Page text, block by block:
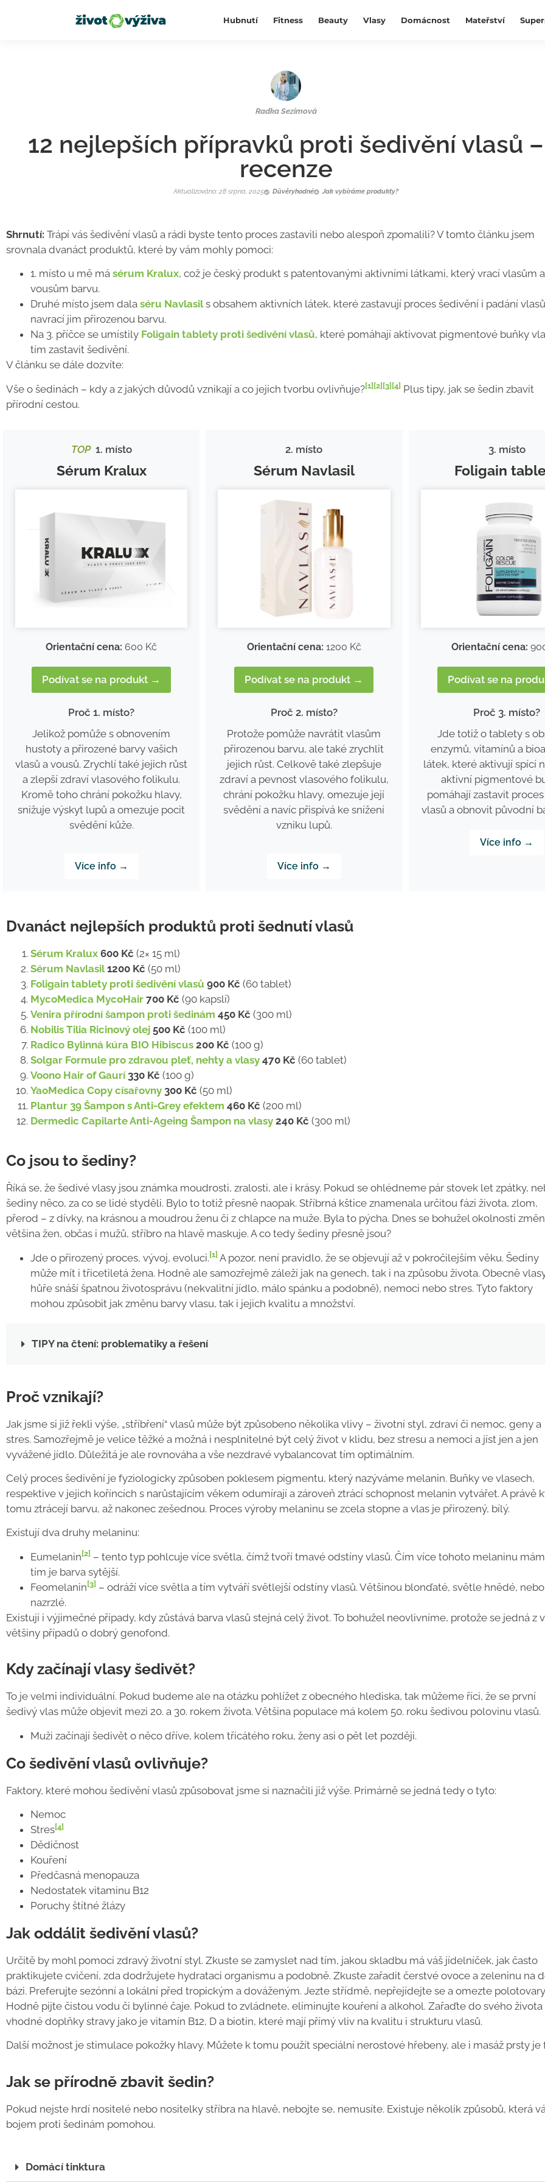
Hubnutí Fitness Beauty Vlasy Domácnost Mateřství
Radka Sezimová
12 nejlepších přípravků proti šedivění vlasů –
recenze
Aktualizováno: 28 srpna, 2025 Důvěryhodné Jak vybíráme produkty?
Shrnutí: Trápí vás šedivění vlasů a rádi byste tento proces zastavili nebo alespoň zpomalili? V tomto článku jsem
srovnala dvanáct produktů, které by vám mohly pomoci:
1. místo u mě má sérum Kralux, což je český produkt s patentovanými aktivními látkami, který vrací vlasům a
vousům barvu.
Druhé místo jsem dala séru Navlasils obsahem aktivních látek, které zastavují proces šedivění i padání
navrací jim přirozenou barvu.
Na 3. příčce se umístily Foligain tablety proti šedivění vlasů, které pomáhají aktivovat pigmentové buňky
tím zastavit šedivění.
V článku se dále dozvíte:
Vše o šedinách – kdy a z jakých důvodů vznikají a co jejich tvorbu ovlivňuje?[1] [2] [3] [4] Plus tipy, jak se šedin zbavit
přírodní cestou.
TOP1. místo
Sérum Kralux
Orientační cena: 600 Kč
Podívat se na produkt →
Proč 1. místo?
Jelikož pomůže s obnovením
hustoty a přirozené barvy vašich
vlasů a vousů. Zrychlí také jejich růst
a zlepší zdraví vlasového folikulu.
Kromě toho chrání pokožku hlavy,
snižuje výskyt lupů a omezuje pocit
svědění kůže.
Více info →
2. místo
Sérum Navlasil
Orientační cena: 1200 Kč
Podívat se na produkt →
Proč 2. místo?
Protože pomůže navrátit vlasům
přirozenou barvu, ale také zrychlit
jejich růst. Celkově také zlepšuje
zdraví a pevnost vlasového folikulu,
chrání pokožku hlavy, omezuje její
svědění a navíc přispívá ke snížení
vzniku lupů.
Více info →
3. místo
Foligain
Orientační cena:
Podívat se na
Proč 3. místo?
Jde totiž o tablety s
enzymů, vitamínů a
látek, které aktivují spící
aktivní pigmentové
pomáhají zastavit
vlasů a obnovit původní
Více info →
Dvanáct nejlepších produktů proti šednutí vlasů
Sérum Kralux 600 Kč (2× 15 ml)
Sérum Navlasil 1200 Kč (50 ml)
Foligain tablety proti šedivění vlasů 900 Kč (60 tablet)
MycoMedica MycoHair 700 Kč (90 kapslí)
Venira přírodní šampon proti šedinám 450 Kč (300 ml)
Nobilis Tilia Ricinový olej 500 Kč (100 ml)
Radico Bylinná kúra BIO Hibiscus 200 Kč (100 g)
Solgar Formule pro zdravou pleť, nehty a vlasy 470 Kč (60 tablet)
Voono Hair of Gaurí 330 Kč (100 g)
YaoMedica Copy císařovny 300 Kč (50 ml)
Plantur 39 Šampon s Anti-Grey efektem 460 Kč (200 ml)
Dermedic Capilarte Anti-Ageing Šampon na vlasy 240 Kč (300 ml)
Co jsou to šediny?
Říká se, že šedivé vlasy jsou známka moudrosti, zralosti, ale i krásy. Pokud se ohlédneme pár stovek let zpátky,
šediny něco, za co se lidé styděli. Bylo to totiž přesně naopak. Stříbrná kštice znamenala určitou fázi života, zlom,
přerod – z dívky, na krásnou a moudrou ženu či z chlapce na muže. Byla to pýcha. Dnes se bohužel okolnosti
většina žen, občas i mužů, stříbro na hlavě maskuje. A co tedy šediny přesně jsou?
Jde o přirozený proces, vývoj, evoluci. [1] A pozor, není pravidlo, že se objevují až v pokročilejším věku. Šediny
může mít i třicetiletá žena. Hodně ale samozřejmě záleží jak na genech, tak i na způsobu života. Obecně
hůře snáší špatnou životosprávu (nekvalitní jídlo, málo spánku a podobně), nemoci nebo stres. Tyto faktory
mohou způsobit jak změnu barvy vlasu, tak i jejich kvalitu a množství.
TIPY na čtení: problematiky a řešení
Proč vznikají?
Jak jsme si již řekli výše, „stříbření“ vlasů může být způsobeno několika vlivy – životní styl, zdraví či nemoc, geny a
stres. Samozřejmě je velice těžké a možná i nesplnitelné být celý život v klidu, bez stresu a nemoci a jíst jen a jen
vyvážené jídlo. Důležitá je ale rovnováha a vše nezdravé vybalancovat tím optimálním.
Celý proces šedivění je fyziologicky způsoben poklesem pigmentu, který nazýváme melanin. Buňky ve vlasech,
respektive v jejich koříncích s narůstajícím věkem odumírají a zároveň ztrácí schopnost melanin vytvářet. A právě
tomu ztrácejí barvu, až nakonec zešednou. Proces výroby melaninu se zcela stopne a vlas je přirozený, bílý.
Existují dva druhy melaninu:
Eumelanin [2] – tento typ pohlcuje více světla, čímž tvoří tmavé odstíny vlasů. Čím více tohoto melaninu
tím je barva sytější.
Feomelanin [3] – odráží více světla a tím vytváří světlejší odstíny vlasů. Většinou blonďaté, světle hnědé, nebo
nazrzlé.
Existují i výjimečné případy, kdy zůstává barva vlasů stejná celý život. To bohužel neovlivníme, protože se jedná z
většiny případů o dobrý genofond.
Kdy začínají vlasy šedivět?
To je velmi individuální. Pokud budeme ale na otázku pohlížet z obecného hlediska, tak můžeme říci, že se první
šedivý vlas může objevit mezi 20. a 30. rokem života. Většina populace má kolem 50. roku šedivou polovinu vlasů.
Muži začínají šedivět o něco dříve, kolem třicátého roku, ženy asi o pět let později.
Co šedivění vlasů ovlivňuje?
Faktory, které mohou šedivění vlasů způsobovat jsme si naznačili již výše. Primárně se jedná tedy o tyto:
Nemoc
Stres[4]
Dědičnost
Kouření
Předčasná menopauza
Nedostatek vitaminu B12
Poruchy štítné žlázy
Jak oddálit šedivění vlasů?
Určitě by mohl pomoci zdravý životní styl. Zkuste se zamyslet nad tím, jakou skladbu má váš jídelníček, jak často
praktikujete cvičení, zda dodržujete hydrataci organismu a podobně. Zkuste zařadit čerstvé ovoce a zeleninu na
bázi. Preferujte sezónní a lokální před tropickým a dováženým. Jezte střídmě, nepřejídejte se a omezte
Hodně pijte čistou vodu či bylinné čaje. Pokud to zvládnete, eliminujte kouření a alkohol. Zařaďte do svého života
vhodné doplňky stravy jako je vitamín B12, D a biotin, které mají přímý vliv na kvalitu i strukturu vlasů.
Další možnost je stimulace pokožky hlavy. Můžete k tomu použít speciální nerostové hřebeny, ale i masáž prsty je
Jak se přírodně zbavit šedin?
Pokud nejste hrdí nositelé nebo nositelky stříbra na hlavě, nebojte se, nemusíte. Existuje několik způsobů, která
bojem proti šedinám pomohou.
Domácí tinktura